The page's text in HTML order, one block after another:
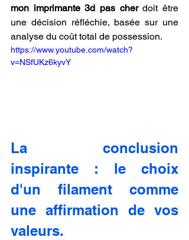
mon imprimante 3d pas cher doit être
une décision réfléchie, basée sur une
analyse du coût total de possession.
https://www.youtube.com/watch?
v=NSfUKz6kyvY
La conclusion
inspirante : le choix
d'un filament comme
une affirmation de vos
valeurs.